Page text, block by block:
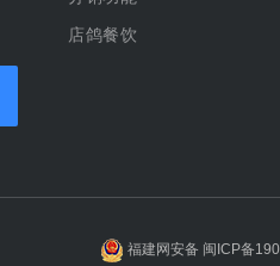
店鸽餐饮
福建网安备 闽ICP备